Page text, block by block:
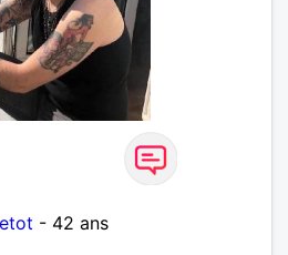
- 42 ans